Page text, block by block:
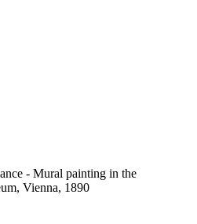
- Mural painting in the
Vienna, 1890